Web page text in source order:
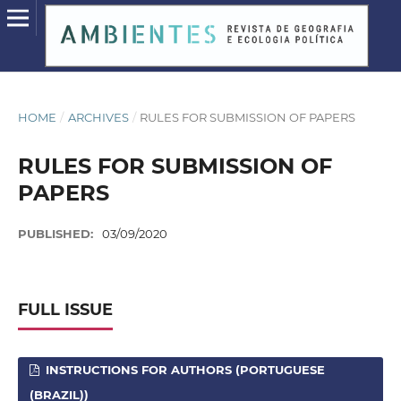
HOME / ARCHIVES / RULES FOR SUBMISSION OF PAPERS
RULES FOR SUBMISSION OF
PAPERS
PUBLISHED: 03/09/2020
FULL ISSUE
INSTRUCTIONS FOR AUTHORS (PORTUGUESE
(BRAZIL))